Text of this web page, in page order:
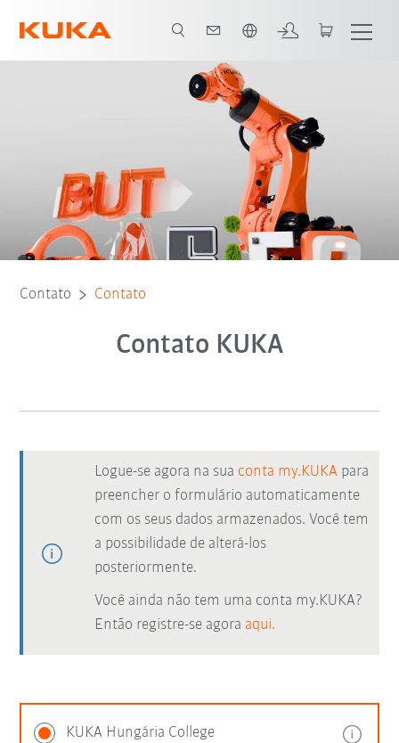
Contato Contato
Contato KUKA
Logue-se agora na sua conta my.KUKA para
preencher o formulário automaticamente
com os seus dados armazenados. Você tem
a possibilidade de alterá-los
posteriormente.
Você ainda não tem uma conta my.KUKA?
Então registre-se agora aqui.
KUKA Hungária College